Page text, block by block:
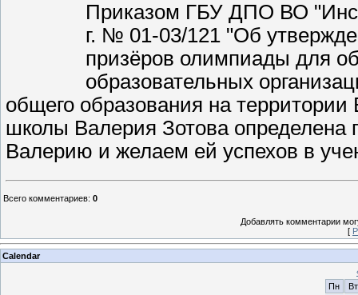
Приказом ГБУ ДПО ВО
г. № 01-03/121 "Об
призёров олимпиады для
образовательных
общего образования на
школы Валерия Зотова
Валерию и желаем ей успехов в
Всего комментариев: 0
Добавлять комментарии
[
Calendar
Пн
Вт